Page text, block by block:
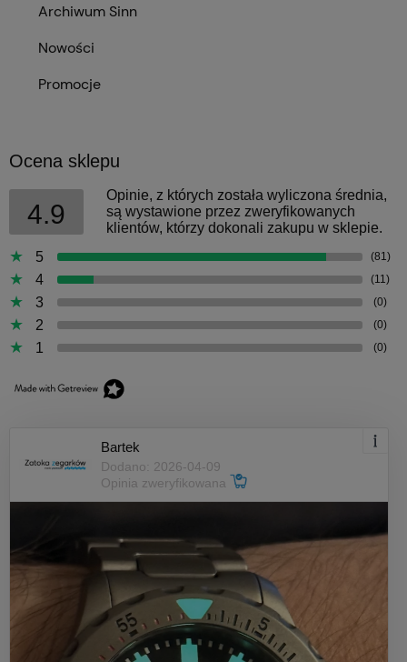
Archiwum Sinn
Nowości
Promocje
Ocena sklepu
4.9
Opinie, z których została wyliczona średnia,
są wystawione przez zweryfikowanych
klientów, którzy dokonali zakupu w sklepie.
5
(81)
4 (11)
3 (0)
2 (0)
1 (0)
Bartek
Dodano: 2026-04-09
Opinia zweryfikowana